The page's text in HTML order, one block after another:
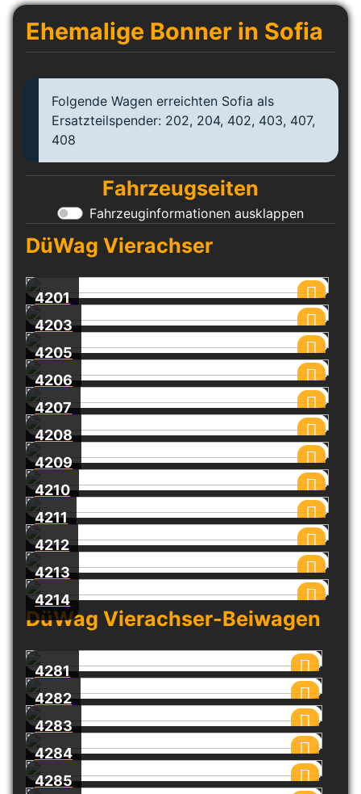
Ehemalige Bonner in Sofia
Folgende Wagen erreichten Sofia als
Ersatzteilspender: 202, 204, 402, 403, 407,
408
Fahrzeugseiten
Fahrzeuginformationen ausklappen
DüWag Vierachser
4201
4203
4205
4206
4207
4208
4209
4210
4211
4212
4213
4214
DüWag Vierachser-Beiwagen
4281
4282
4283
4284
4285